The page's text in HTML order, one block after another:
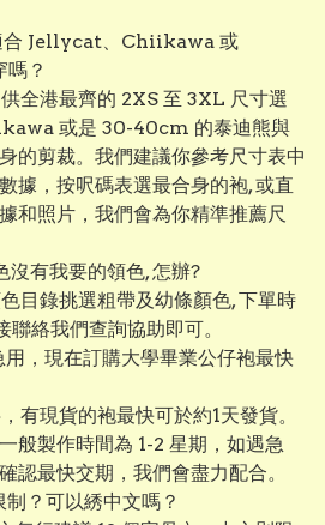
合 Jellycat、Chiikawa 或
？
全港最齊的 2XS 至 3XL 尺寸選
或是 30-40cm 的泰迪熊與
的剪裁。我們建議你參考尺寸表中
據，按呎碼表選最合身的袍, 或直
和照片，我們會為你精準推薦尺
沒有我要的領色, 怎辦?
目錄挑選粗帶及幼條顏色, 下單時
絡我們查詢協助即可。
，現在訂購大學畢業公仔袍最快
有現貨的袍最快可於約1天發貨。
般製作時間為 1-2 星期，如遇急
認最快交期，我們會盡力配合。
？可以綉中文嗎？